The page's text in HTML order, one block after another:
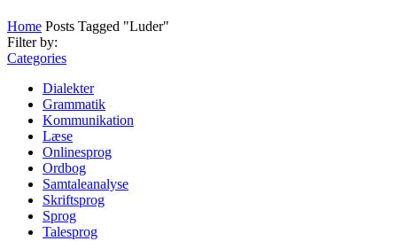
Home Posts Tagged "Luder"
Filter by:
Categories
Dialekter
Grammatik
Kommunikation
Læse
Onlinesprog
Ordbog
Samtaleanalyse
Skriftsprog
Sprog
Talesprog